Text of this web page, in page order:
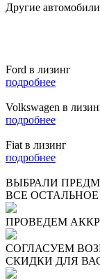
Другие
Ford в лизинг
подробнее
Volkswagen в
подробнее
Fiat в лизинг
подробнее
ВЫБРАЛИ
ВСЕ
ПРОВЕДЕМ
СОГЛАСУЕМ
СКИДКИ ДЛЯ